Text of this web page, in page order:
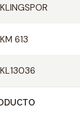
milhojas
de
modelo KM
blanda y
KLINGSPOR
KM 613
KL13036